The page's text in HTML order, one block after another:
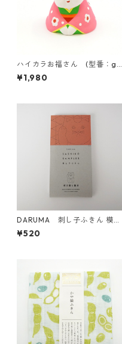
ハイカラお福さん (型番：g11
9)
¥1,980
DARUMA 刺し子ふきん 模様
刺し（DARUMAオリジナル
柄）1054(白) 招き猫と籠目
¥520